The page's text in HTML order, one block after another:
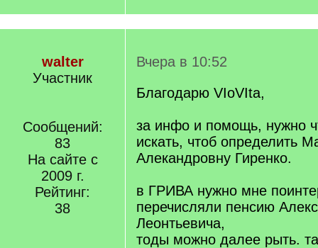
walter
Участник
Сообщений:
83
На сайте с
2009 г.
Рейтинг:
38
Вчера в 10:52
Благодарю VIoVIta,
за инфо и помощь, нужно
искать, чтоб определить
Алекандровну Гиренко.
в ГРИВА нужно мне
перечисляли пенсию
Леонтьевича,
тоды можно далее рыть.